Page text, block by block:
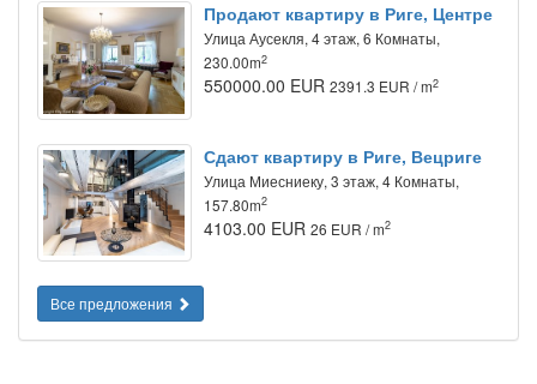
Продают квартиру в Риге, Центре
Улица Аусекля, 4 этаж, 6 Комнаты,
230.00m2
550000.00 EUR 2391.3 EUR / m2
Сдают квартиру в Риге, Вецриге
Улица Миесниеку, 3 этаж, 4 Комнаты,
157.80m2
4103.00 EUR 26 EUR / m2
Все предложения